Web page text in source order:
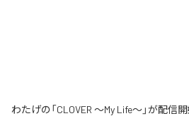
わたげの「CLOVER ～My Life～」が配